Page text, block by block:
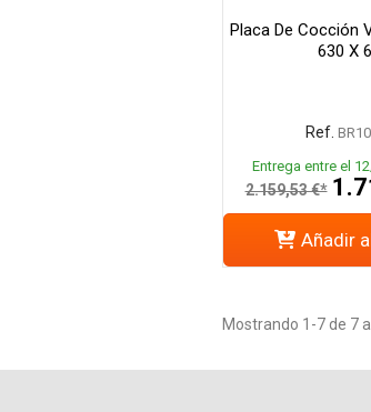
Placa De Cocción
630 X
Ref.
Entrega entre el
2.159,53 €*
Añadir
Mostrando 1-7 de 7